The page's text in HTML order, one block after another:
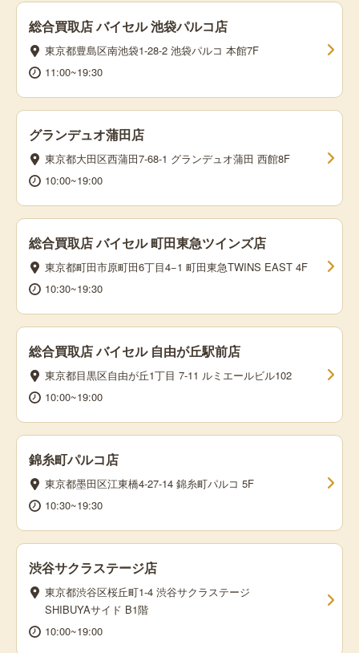
総合買取店 バイセル 池袋パルコ店
東京都豊島区南池袋1-28-2 池袋パルコ 本館7F
11:00~19:30
グランデュオ蒲田店
東京都大田区西蒲田7-68-1 グランデュオ蒲田 西館8F
10:00~19:00
総合買取店 バイセル 町田東急ツインズ店
東京都町田市原町田6丁目4−1 町田東急TWINS EAST 4F
10:30~19:30
総合買取店 バイセル 自由が丘駅前店
東京都目黒区自由が丘1丁目 7-11 ルミエールビル102
10:00~19:00
錦糸町パルコ店
東京都墨田区江東橋4-27-14 錦糸町パルコ 5F
10:30~19:30
渋谷サクラステージ店
東京都渋谷区桜丘町1-4 渋谷サクラステージ
SHIBUYAサイド B1階
10:00~19:00